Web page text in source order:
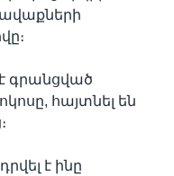
գրանցված
հայտնել են
է ինը